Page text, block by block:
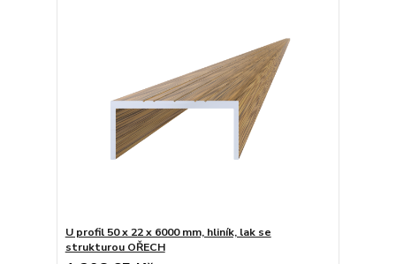
U profil 50 x 22 x 6000 mm, hliník, lak se
strukturou OŘECH